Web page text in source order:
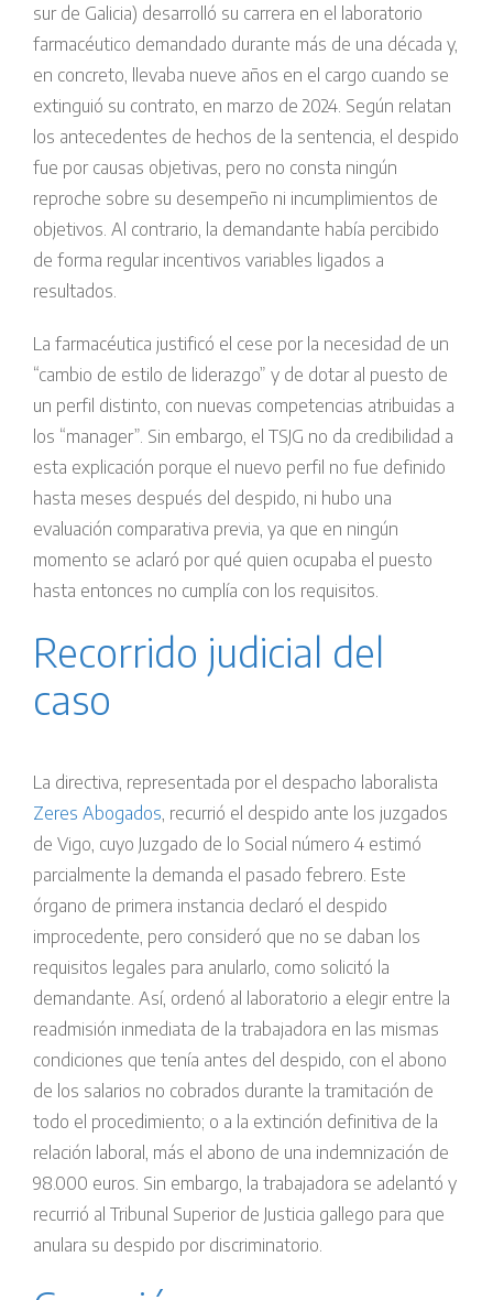
sur de Galicia) desarrolló su carrera en el laboratorio
farmacéutico demandado durante más de una década y,
en concreto, llevaba nueve años en el cargo cuando se
extinguió su contrato, en marzo de 2024. Según relatan
los antecedentes de hechos de la sentencia, el despido
fue por causas objetivas, pero no consta ningún
reproche sobre su desempeño ni incumplimientos de
objetivos. Al contrario, la demandante había percibido
de forma regular incentivos variables ligados a
resultados.
La farmacéutica justificó el cese por la necesidad de un
“cambio de estilo de liderazgo” y de dotar al puesto de
un perfil distinto, con nuevas competencias atribuidas a
los “manager”. Sin embargo, el TSJG no da credibilidad a
esta explicación porque el nuevo perfil no fue definido
hasta meses después del despido, ni hubo una
evaluación comparativa previa, ya que en ningún
momento se aclaró por qué quien ocupaba el puesto
hasta entonces no cumplía con los requisitos.
Recorrido judicial del
caso
La directiva, representada por el despacho laboralista
Zeres Abogados , recurrió el despido ante los juzgados
de Vigo, cuyo Juzgado de lo Social número 4 estimó
parcialmente la demanda el pasado febrero. Este
órgano de primera instancia declaró el despido
improcedente, pero consideró que no se daban los
requisitos legales para anularlo, como solicitó la
demandante. Así, ordenó al laboratorio a elegir entre la
readmisión inmediata de la trabajadora en las mismas
condiciones que tenía antes del despido, con el abono
de los salarios no cobrados durante la tramitación de
todo el procedimiento; o a la extinción definitiva de la
relación laboral, más el abono de una indemnización de
98.000 euros. Sin embargo, la trabajadora se adelantó y
recurrió al Tribunal Superior de Justicia gallego para que
anulara su despido por discriminatorio.